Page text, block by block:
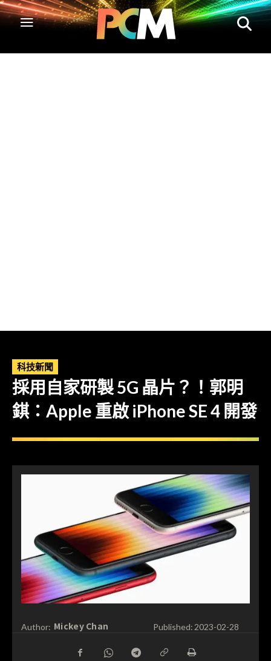
科技新聞
採用自家研製 5G 晶片？！郭明
錤：Apple 重啟 iPhone SE 4 開發
Author: Mickey Chan Published: 2023-02-28